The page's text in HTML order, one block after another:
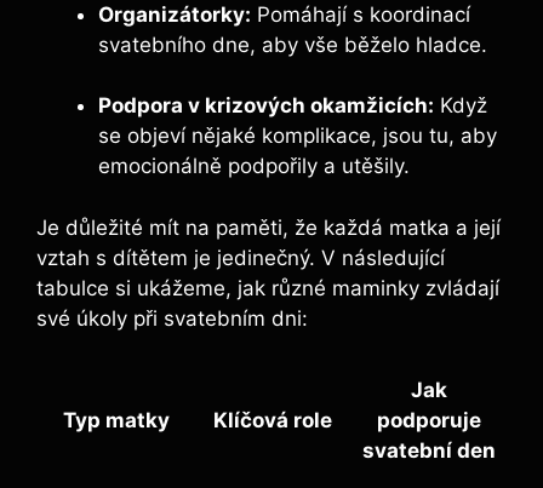
Organizátorky: Pomáhají s koordinací
svatebního dne, aby vše běželo hladce.
Podpora v krizových okamžicích: Když
se objeví nějaké komplikace, jsou tu, aby
emocionálně podpořily a utěšily.
Je důležité mít na paměti, že každá matka a její
vztah s dítětem je jedinečný. V následující
tabulce si ukážeme, jak různé maminky zvládají
své úkoly při svatebním dni:
Typ matky Klíčová role
Jak
podporuje
svatební den